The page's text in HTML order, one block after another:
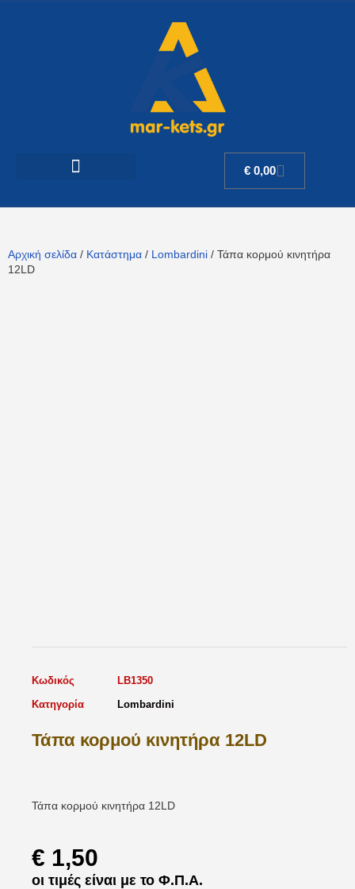
€ 0,00
Αρχική σελίδα / Κατάστημα / Lombardini / Τάπα κορμού κινητήρα
12LD
Κωδικός
LB1350
Κατηγορία
Lombardini
Τάπα κορμού κινητήρα 12LD
Τάπα κορμού κινητήρα 12LD
€ 1,50
οι τιμές είναι με το Φ.Π.Α.